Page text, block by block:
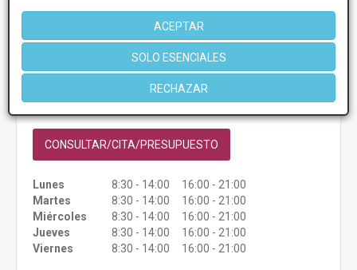
ACEPTAR
SOLO ESENCIALES
RECHAZAR
PRIMERA CONSULTA GRATUITA & FINANCIACIÓN A
Tratamientos desde 25€
Presupuestos con10% de descuento *
CONSULTAR/CITA/PRESUPUESTO
Lunes
8:30 - 14:00 16:00 - 21:00
Martes
8:30 - 14:00 16:00 - 21:00
Miércoles
8:30 - 14:00 16:00 - 21:00
Jueves
8:30 - 14:00 16:00 - 21:00
Viernes
8:30 - 14:00 16:00 - 21:00